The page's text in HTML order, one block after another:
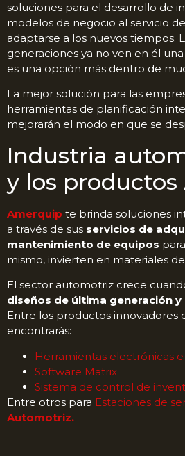
soluciones para el desarrollo de
modelos de negocio al servicio
adaptarse a los nuevos tiempos.
generaciones ya no ven en él
es una opción más dentro de
La mejor solución para las
herramientas de planificación
mejorarán el modo en que se
Industria
y los
Amerquip te brinda soluciones
a través de sus servicios de
mantenimiento de equipos
mismo, invierten en materiales
El sector automotriz crece
diseños de última generación
Entre los productos innovadores
encontrarás:
Herramientas electrónicas
Software Matrix
Sistema de control de
Entre otros para Estaciones de
Automotriz.